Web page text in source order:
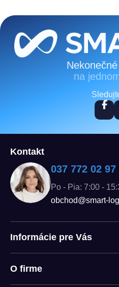
Zápätie
na
Kontakt
037 772 02 97
Po - Pia: 7:00 -
obchod@smart-
Informácie pre Vás
O firme